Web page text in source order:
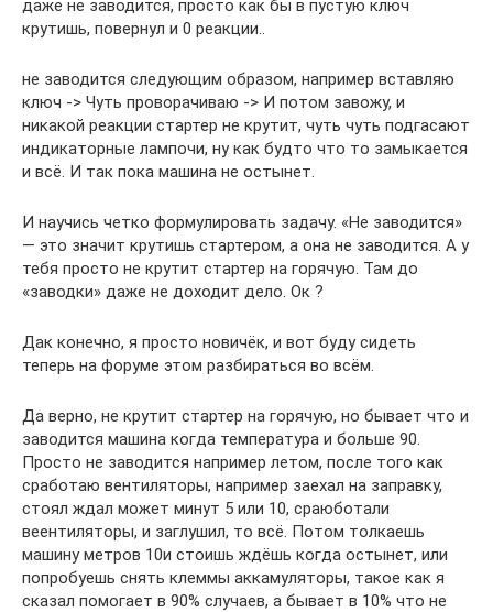
даже не заводится, просто как бы в пустую ключ
крутишь, повернул и 0 реакции..
не заводится следующим образом, например вставляю
ключ -> Чуть проворачиваю -> И потом завожу, и
никакой реакции стартер не крутит, чуть чуть подгасают
индикаторные лампочи, ну как будто что то замыкается
и всё. И так пока машина не остынет.
И научись четко формулировать задачу. «Не заводится»
— это значит крутишь стартером, а она не заводится. А у
тебя просто не крутит стартер на горячую. Там до
«заводки» даже не доходит дело. Ок ?
Дак конечно, я просто новичёк, и вот буду сидеть
теперь на форуме этом разбираться во всём.
Да верно, не крутит стартер на горячую, но бывает что и
заводится машина когда температура и больше 90.
Просто не заводится например летом, после того как
сработаю вентиляторы, например заехал на заправку,
стоял ждал может минут 5 или 10, сраюботали
веентиляторы, и заглушил, то всё. Потом толкаешь
машину метров 10и стоишь ждёшь когда остынет, или
попробуешь снять клеммы аккамуляторы, такое как я
сказал помогает в 90% случаев, а бывает в 10% что не